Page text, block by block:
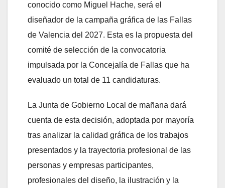
conocido como Miguel Hache, será el
diseñador de la campaña gráfica de las Fallas
de Valencia del 2027. Esta es la propuesta del
comité de selección de la convocatoria
impulsada por la Concejalía de Fallas que ha
evaluado un total de 11 candidaturas.
La Junta de Gobierno Local de mañana dará
cuenta de esta decisión, adoptada por mayoría
tras analizar la calidad gráfica de los trabajos
presentados y la trayectoria profesional de las
personas y empresas participantes,
profesionales del diseño, la ilustración y la